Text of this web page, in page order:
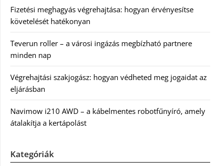
Fizetési meghagyás végrehajtása: hogyan érvényesítse
követelését hatékonyan
Teverun roller – a városi ingázás megbízható partnere
minden nap
Végrehajtási szakjogász: hogyan védheted meg jogaidat az
eljárásban
Navimow i210 AWD – a kábelmentes robotfűnyíró, amely
átalakítja a kertápolást
Kategóriák